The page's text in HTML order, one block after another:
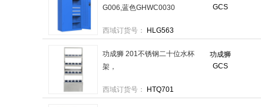
GCS
G006,蓝色GHWC0030
格：1个
西域订货号： HLG563
功成狮
GCS
功成狮 201不锈钢二十位水杯
架，
售卖规格：1个
西域订货号： HTQ701